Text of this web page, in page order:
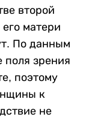
второй
матери
По данным
поля зрения
поэтому
к
не